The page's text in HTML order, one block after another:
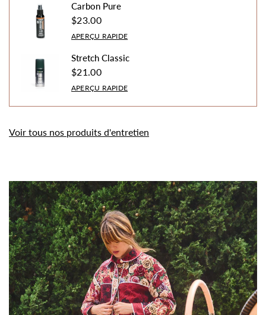
Carbon Pure
$23.00
APERÇU RAPIDE
Stretch Classic
$21.00
APERÇU RAPIDE
Voir tous nos produits d'entretien